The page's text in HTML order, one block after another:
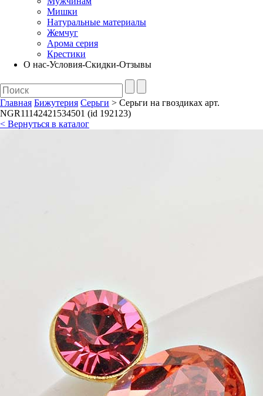
Мишки
Натуральные материалы
Жемчуг
Арома серия
Крестики
О нас-Условия-Скидки-Отзывы
Главная Бижутерия Серьги > Серьги на гвоздиках арт.
NGR11142421534501 (id 192123)
< Вернуться в каталог